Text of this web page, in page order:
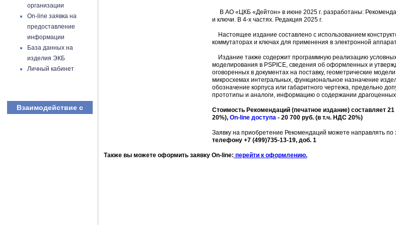
организации
On-line заявка на
предоставление
информации
База данных на
изделия ЭКБ
Личный кабинет
Взаимодействие с
В АО «ЦКБ «Дейтон» в июне 2025 г. разработаны:
и ключи. В 4-х частях. Редакция 2025 г.
Настоящее издание составлено с использованием
коммутаторах и ключах для применения в электронной
Издание также содержит программную реализацию
моделирования в PSPICE, сведения об оформленных и
оговоренных в документах на поставку, геометрические
микросхемах интегральных, функциональное назначение
обозначение корпуса или габаритного чертежа, предельно
прототипы и аналоги, информацию о содержании
Стоимость Рекомендаций (печатное издание) составляет
20%), On-line доступа- 20 700 руб. (в т.ч. НДС 20%)
Заявку на приобретение Рекомендаций можете направлять по
телефону +7 (499)735-13-19, доб. 1
Также вы можете оформить заявку On-line: перейти к оформлению.